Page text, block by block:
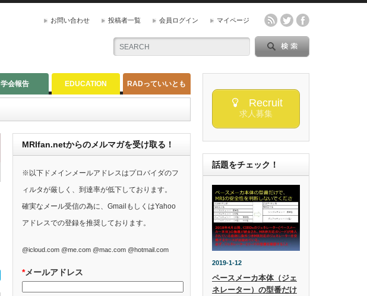
お問い合わせ 投稿者一覧 会員ログイン マイページ
学会報告 EDUCATION RADっていいとも
MRIfan.netからのメルマガを受け取る！
※以下ドメインメールアドレスはプロバイダのフ
ィルタが厳しく、到達率が低下しております。
確実なメール受信の為に、GmailもしくはYahoo
アドレスでの登録を推奨しております。
@icloud.com @me.com @mac.com @hotmail.com
*メールアドレス
Recruit
求人募集
話題をチェック！
2019-1-12
ペースメーカ本体（ジェ
ネレーター）の型番だけ